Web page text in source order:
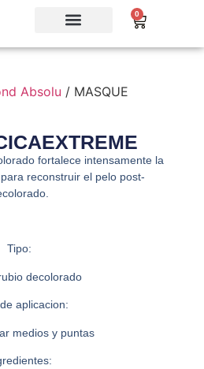
0
Absolu / MASQUE
fortalece intensamente la
reconstruir el pelo post-
Tipo:
decolorado
aplicacion:
medios y puntas